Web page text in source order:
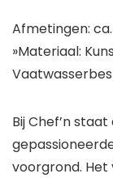
Afmetingen:
»Materiaal:
Bij Chef’n
voorgrond.